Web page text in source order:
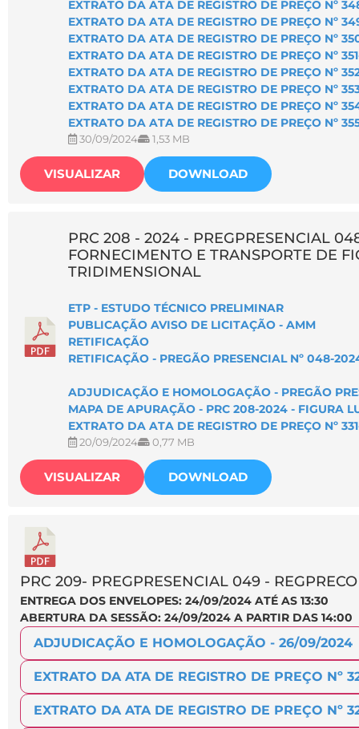
EXTRATO DA ATA DE REGISTRO DE PREÇO Nº
EXTRATO DA ATA DE REGISTRO DE PREÇO Nº
EXTRATO DA ATA DE REGISTRO DE PREÇO Nº
EXTRATO DA ATA DE REGISTRO DE PREÇO Nº
EXTRATO DA ATA DE REGISTRO DE PREÇO Nº
EXTRATO DA ATA DE REGISTRO DE PREÇO Nº
EXTRATO DA ATA DE REGISTRO DE PREÇO Nº
EXTRATO DA ATA DE REGISTRO DE PREÇO Nº
30/09/2024 1,53 MB
VISUALIZAR DOWNLOAD
PRC 208 - 2024 - PREGPRESENCIAL
FORNECIMENTO E TRANSPORTE DE
TRIDIMENSIONAL
ETP - ESTUDO TÉCNICO PRELIMINAR
PUBLICAÇÃO AVISO DE LICITAÇÃO - AMM
RETIFICAÇÃO
RETIFICAÇÃO - PREGÃO PRESENCIAL Nº 048-
ADJUDICAÇÃO E HOMOLOGAÇÃO - PREGÃO
MAPA DE APURAÇÃO - PRC 208-2024 - FIGURA
EXTRATO DA ATA DE REGISTRO DE PREÇO Nº
20/09/2024 0,77 MB
VISUALIZAR DOWNLOAD
PRC 209- PREGPRESENCIAL 049 -
ENTREGA DOS ENVELOPES: 24/09/2024 ATÉ AS 13:30
ABERTURA DA SESSÃO: 24/09/2024 A PARTIR DAS 14:00
ADJUDICAÇÃO E HOMOLOGAÇÃO - 26/09/2024
EXTRATO DA ATA DE REGISTRO DE PREÇO Nº
EXTRATO DA ATA DE REGISTRO DE PREÇO Nº